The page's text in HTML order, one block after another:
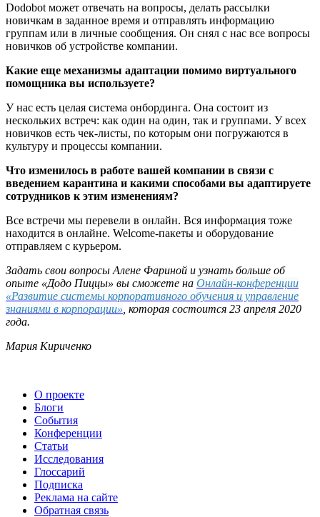
Dodobot может отвечать на вопросы, делать рассылки
новичкам в заданное время и отправлять информацию
группам или в личные сообщения. Он снял с нас все вопросы
новичков об устройстве компании.
Какие еще механизмы адаптации помимо виртуального
помощника вы используете?
У нас есть целая система онбординга. Она состоит из
нескольких встреч: как один на один, так и группами. У всех
новичков есть чек-листы, по которым они погружаются в
культуру и процессы компании.
Что изменилось в работе вашей компании в связи с
введением карантина и какими способами вы адаптируете
сотрудников к этим изменениям?
Все встречи мы перевели в онлайн. Вся информация тоже
находится в онлайне. Welcome-пакеты и оборудование
отправляем с курьером.
Задать свои вопросы Алене Фариной и узнать больше об
опыте «Додо Пиццы» вы сможете на Онлайн-конференции
«Развитие системы корпоративного обучения и управление
знаниями в корпорации» , которая состоится 23 апреля 2020
года.
Мария Кириченко
О проекте
Блоги
События
Конференции
Статьи
Исследования
Глоссарий
Подписка
Реклама на сайте
Обратная связь